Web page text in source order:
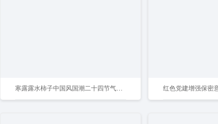
寒露露水柿子中国风国潮二十四节气海报